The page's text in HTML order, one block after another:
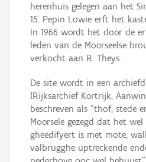
herenhuis gelegen aan het
15. Pepin Lowie erft het
In 1966 wordt het door de
leden van de Moorseelse
verkocht aan R. Theys.
De site wordt in een
(Rijksarchief Kortrijk,
beschreven als "thof, stede
Moorsele gezegd dat het
gheedifyert is met mote,
valbrugghe uptreckende